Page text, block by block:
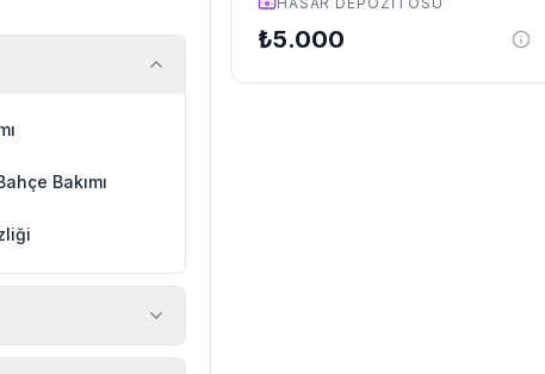
Bakımı
₺5.000